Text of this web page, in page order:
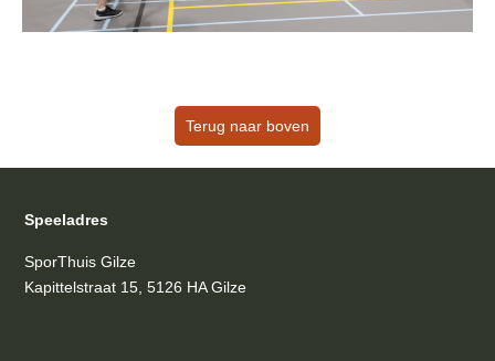
Terug naar boven
Speeladres
SporThuis Gilze
Kapittelstraat 15, 5126 HA Gilze